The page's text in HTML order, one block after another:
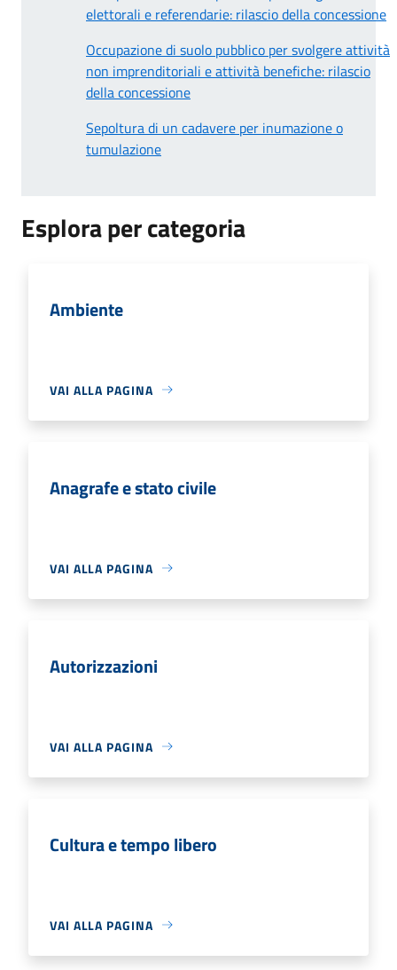
elettorali e referendarie: rilascio della concessione
Occupazione di suolo pubblico per svolgere attività
non imprenditoriali e attività benefiche: rilascio
della concessione
Sepoltura di un cadavere per inumazione o
tumulazione
Esplora per categoria
Ambiente
VAI ALLA PAGINA
Anagrafe e stato civile
VAI ALLA PAGINA
Autorizzazioni
VAI ALLA PAGINA
Cultura e tempo libero
VAI ALLA PAGINA